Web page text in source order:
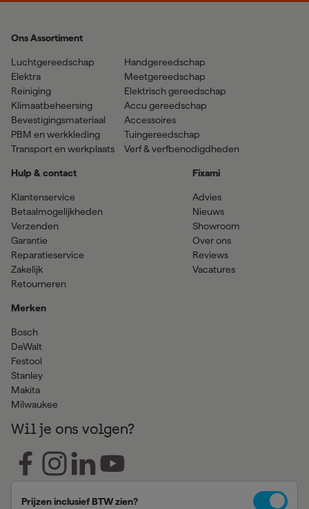
Ons Assortiment
Luchtgereedschap
Elektra
Reiniging
Klimaatbeheersing
Bevestigingsmateriaal
PBM en werkkleding
Transport en werkplaats
Handgereedschap
Meetgereedschap
Elektrisch gereedschap
Accu gereedschap
Accessoires
Tuingereedschap
Verf & verfbenodigdheden
Hulp & contact
Klantenservice
Betaalmogelijkheden
Verzenden
Garantie
Reparatieservice
Zakelijk
Retourneren
Merken
Bosch
DeWalt
Festool
Stanley
Makita
Milwaukee
Fixami
Advies
Nieuws
Showroom
Over ons
Reviews
Vacatures
Wil je ons volgen?
Prijzen inclusief BTW zien?